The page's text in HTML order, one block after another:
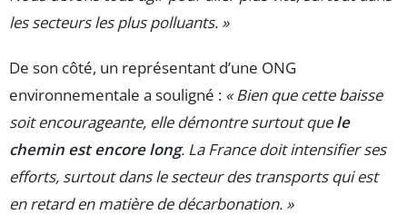
les secteurs les plus polluants. »
De son côté, un représentant d’une ONG
environnementale a souligné : « Bien que cette baisse
soit encourageante, elle démontre surtout quele
chemin est encore long. La France doit intensifier ses
efforts, surtout dans le secteur des transports qui est
en retard en matière de décarbonation. »